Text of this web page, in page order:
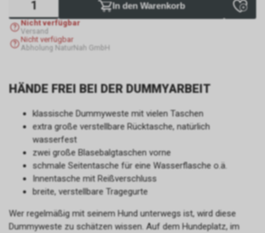
In den Warenkorb
Nicht verfügbar
Versand
Nicht verfügbar
Abholung NaturNah GmbH
HÄNDE FREI BEI DER DUMMYARBEIT
klassische Dummyweste mit vielen Taschen
extra große verstellbare Rücktasche, natürlich
wasserfest
zwei große Blasebalgtaschen vorne
schmale Seitentasche für eine Wasserflasche o.ä.
Innentasche mit Reißverschluss
breite, verstellbare Tragegurte
Wer regelmäßig mit seinem Hund unterwegs ist, wird diese
Dummyweste zu schätzen wissen. Auf dem Hundeplatz, im